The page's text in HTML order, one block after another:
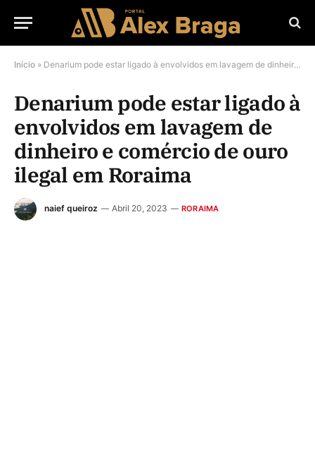
Início » Denarium pode estar ligado à envolvidos em lavagem de dinheiro e comércio de ouro ilegal em Roraima
Denarium pode estar ligado à
envolvidos em lavagem de
dinheiro e comércio de ouro
ilegal em Roraima
naief queiroz Abril 20, 2023 RORAIMA